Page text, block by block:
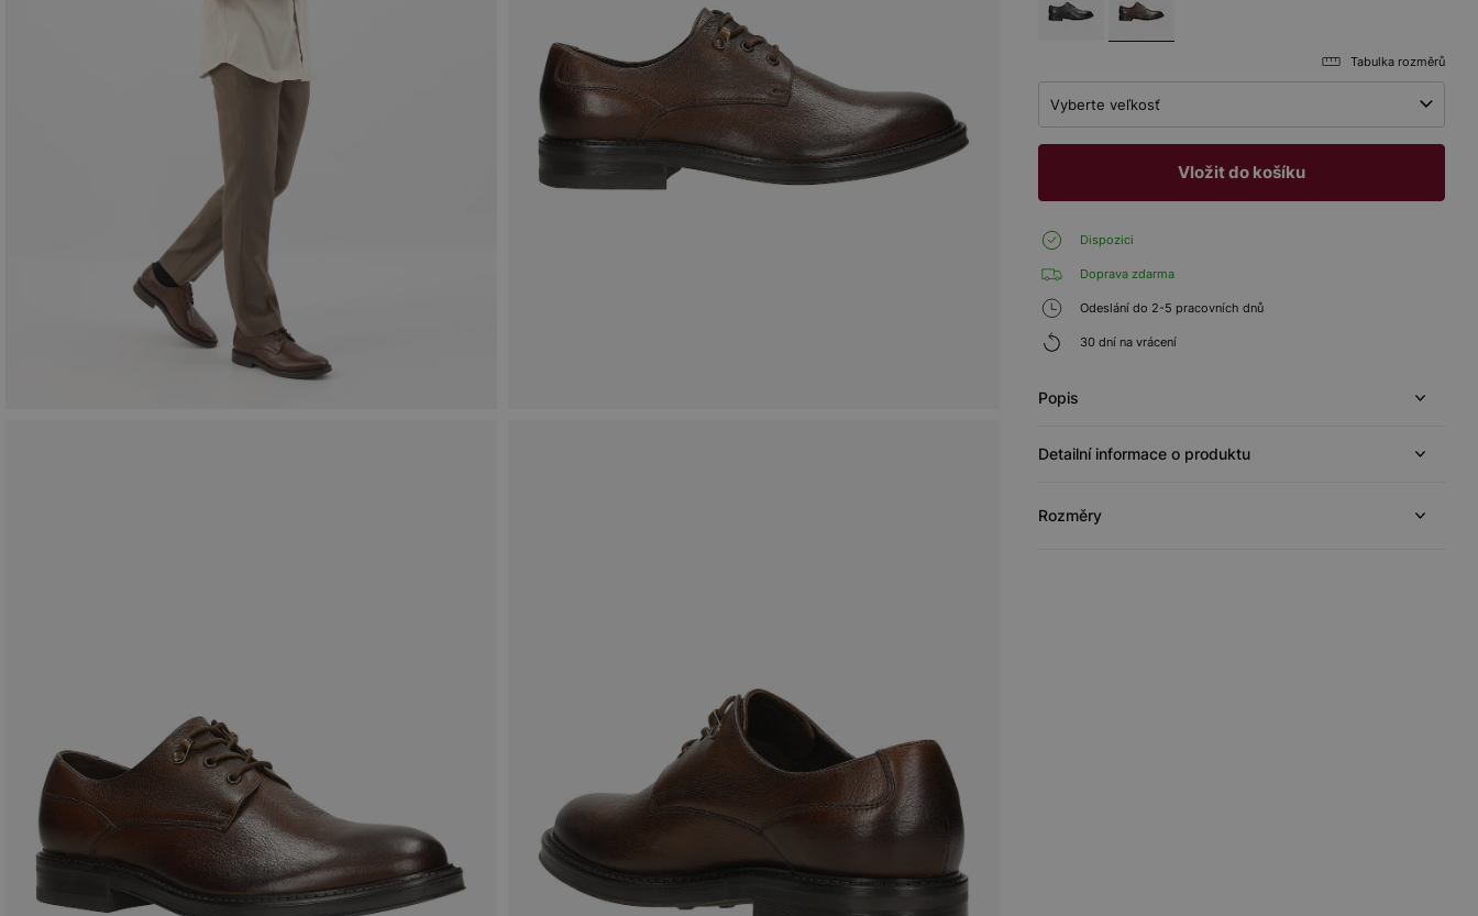
Tabulka rozměrů
Vyberte veľkosť
Vložit do košíku
Dispozici
Doprava zdarma
Odeslání do 2-5 pracovních dnů
30 dní na vrácení
Popis
Detailní informace o produktu
Rozměry